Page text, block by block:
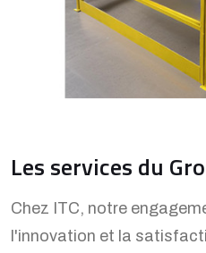
Les services du
Chez ITC, notre
l'innovation et la